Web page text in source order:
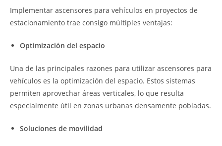
Implementar ascensores para vehículos en proyectos de
estacionamiento trae consigo múltiples ventajas:
Optimización del espacio
Una de las principales razones para utilizar ascensores para
vehículos es la optimización del espacio. Estos sistemas
permiten aprovechar áreas verticales, lo que resulta
especialmente útil en zonas urbanas densamente pobladas.
Soluciones de movilidad